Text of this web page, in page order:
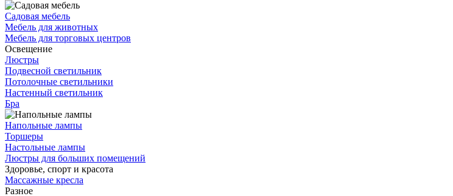
Садовая мебель
Мебель для животных
Мебель для торговых центров
Освещение
Люстры
Подвесной светильник
Потолочные светильники
Настенный светильник
Бра
Напольные лампы
Торшеры
Настольные лампы
Люстры для больших помещений
Здоровье, спорт и красота
Массажные кресла
Разное